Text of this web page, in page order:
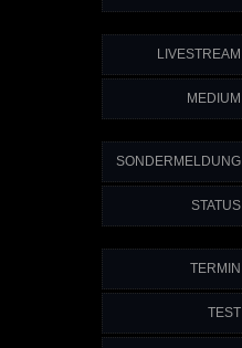
LIVESTREAM
MEDIUM
SONDERMELDUNG
STATUS
TERMIN
TEST